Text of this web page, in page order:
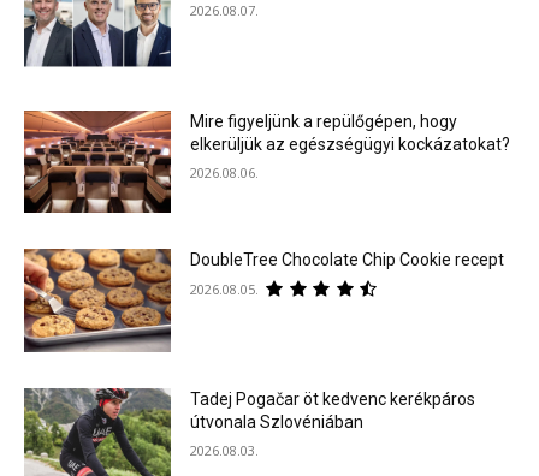
2026.08.07.
Mire figyeljünk a repülőgépen, hogy
elkerüljük az egészségügyi kockázatokat?
2026.08.06.
DoubleTree Chocolate Chip Cookie recept
2026.08.05.
Tadej Pogačar öt kedvenc kerékpáros
útvonala Szlovéniában
2026.08.03.